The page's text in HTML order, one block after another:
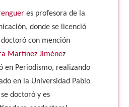
es profesora de la
donde se licenció
con mención
Martínez Jiménez
en Periodismo, realizando
en la Universidad Pablo
doctoró y es